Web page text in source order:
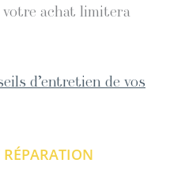
achat limitera
d’entretien de vos